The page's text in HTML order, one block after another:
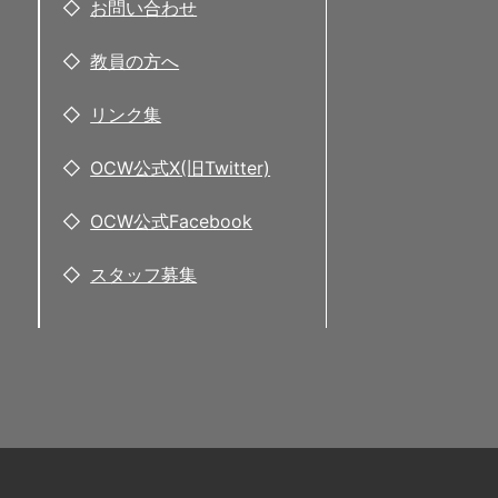
お問い合わせ
教員の方へ
リンク集
OCW公式X(旧Twitter)
OCW公式Facebook
スタッフ募集